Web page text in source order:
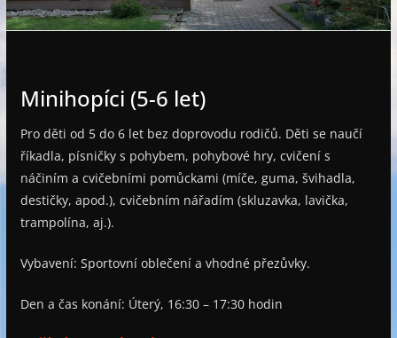
e
Minihopíci (5-6 let)
Pro děti od 5 do 6 let bez doprovodu rodičů. Děti se naučí
říkadla, písničky s pohybem, pohybové hry, cvičení s
náčiním a cvičebními pomůckami (míče, guma, švihadla,
destičky, apod.), cvičebním nářadím (skluzavka, lavička,
trampolína, aj.).
Vybavení: Sportovní oblečení a vhodné přezůvky.
Den a čas konání: Úterý, 16:30 – 17:30 hodin